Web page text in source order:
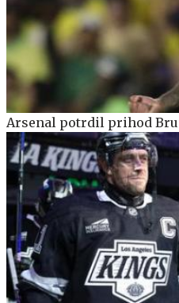
Arsenal potrdil prihod